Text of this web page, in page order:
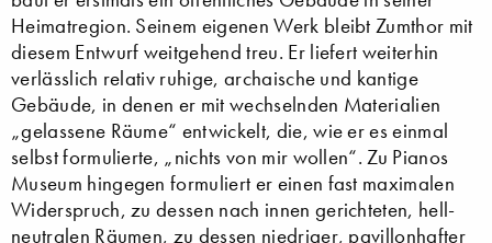
Heimatregion. Seinem eigenen Werk bleibt Zumthor mit
diesem Entwurf weitgehend treu. Er liefert weiterhin
verlässlich relativ ruhige, archaische und kantige
Gebäude, in denen er mit wechselnden Materialien
„gelassene Räume“ entwickelt, die, wie er es einmal
selbst formulierte, „nichts von mir wollen“. Zu Pianos
Museum hingegen formuliert er einen fast maximalen
Widerspruch, zu dessen nach innen gerichteten, hell-
neutralen Räumen, zu dessen niedriger, pavillonhafter